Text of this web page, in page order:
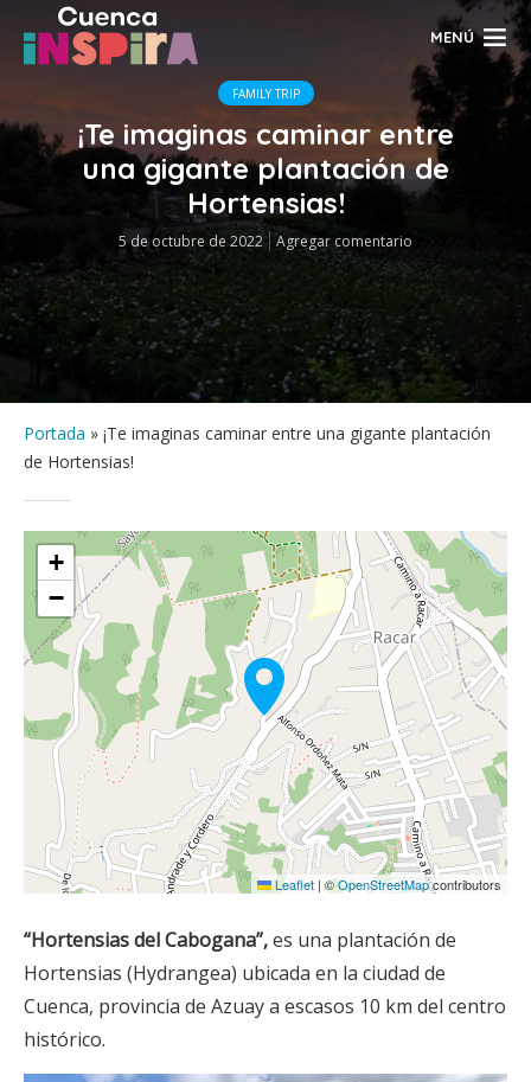
MENÚ
FAMILY TRIP
¡Te imaginas caminar entre
una gigante plantación de
Hortensias!
5 de octubre de 2022 Agregar comentario
Portada » ¡Te imaginas caminar entre una gigante plantación
de Hortensias!
+
−
Leaflet | ©OpenStreetMapcontributors
“Hortensias del Cabogana”,es una plantación de
Hortensias (Hydrangea) ubicada en la ciudad de
Cuenca, provincia de Azuay a escasos 10 km del centro
histórico.